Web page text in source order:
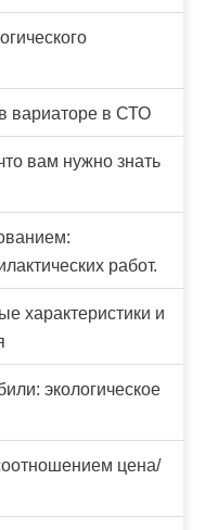
вариаторе в СТО
вам нужно знать
работ.
характеристики и
экологическое
цена/